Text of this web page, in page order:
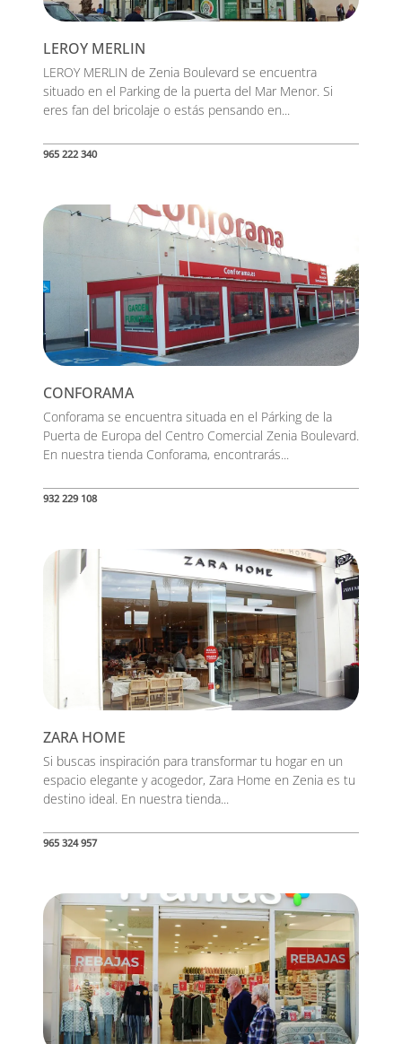
LEROY MERLIN
LEROY MERLIN de Zenia Boulevard se encuentra
situado en el Parking de la puerta del Mar Menor. Si
eres fan del bricolaje o estás pensando en...
965 222 340
CONFORAMA
Conforama se encuentra situada en el Párking de la
Puerta de Europa del Centro Comercial Zenia Boulevard.
En nuestra tienda Conforama, encontrarás...
932 229 108
ZARA HOME
Si buscas inspiración para transformar tu hogar en un
espacio elegante y acogedor, Zara Home en Zenia es tu
destino ideal. En nuestra tienda...
965 324 957